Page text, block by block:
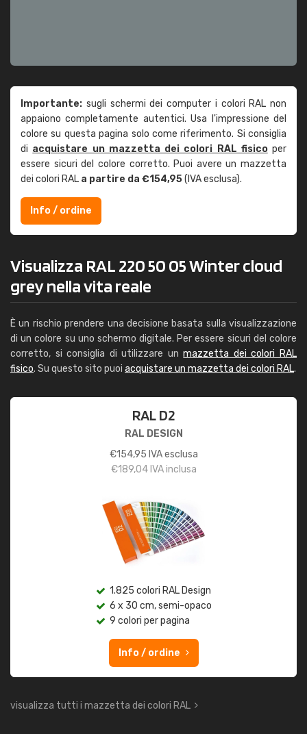
Importante: sugli schermi dei computer i colori RAL non
appaiono completamente autentici. Usa l'impressione del
colore su questa pagina solo come riferimento. Si consiglia
di acquistare un mazzetta dei colori RAL fisicoper
essere sicuri del colore corretto. Puoi avere un mazzetta
dei colori RAL a partire da €154,95(IVA esclusa).
Info / ordine
Visualizza RAL 220 50 05 Winter cloud
grey nella vita reale
È un rischio prendere una decisione basata sulla visualizzazione
di un colore su uno schermo digitale. Per essere sicuri del colore
corretto, si consiglia di utilizzare unmazzetta dei colori RAL
fisico. Su questo sito puoi acquistare un mazzetta dei colori RAL.
RAL D2
RAL DESIGN
€154,95 IVA esclusa
€189,04IVA inclusa
1.825 colori RAL Design
6 x 30 cm, semi-opaco
9 colori per pagina
Info / ordine
visualizza tutti i mazzetta dei colori RAL